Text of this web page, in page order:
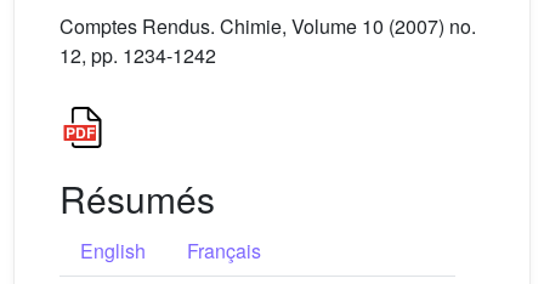
Comptes Rendus. Chimie, Volume 10 (2007) no.
12, pp. 1234-1242
Résumés
English
Français